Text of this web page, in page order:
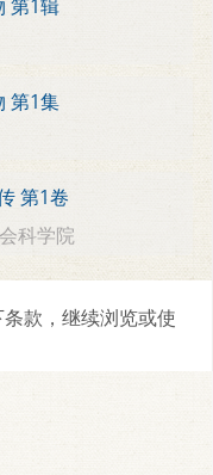
第1辑
第1集
第1卷
科学院
款，继续浏览或使